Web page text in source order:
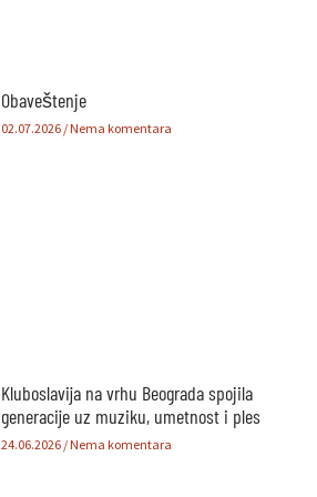
Obaveštenje
02.07.2026 Nema komentara
Kluboslavija na vrhu Beograda spojila
generacije uz muziku, umetnost i ples
24.06.2026 Nema komentara